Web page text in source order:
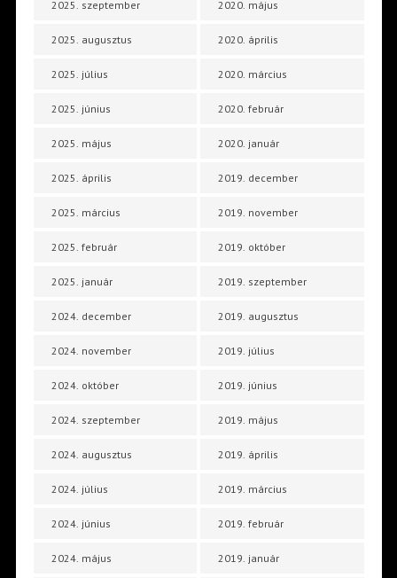
2025. szeptember
2025. augusztus
2025. július
2025. június
2025. május
2025. április
2025. március
2025. február
2025. január
2024. december
2024. november
2024. október
2024. szeptember
2024. augusztus
2024. július
2024. június
2024. május
2020. május
2020. április
2020. március
2020. február
2020. január
2019. december
2019. november
2019. október
2019. szeptember
2019. augusztus
2019. július
2019. június
2019. május
2019. április
2019. március
2019. február
2019. január